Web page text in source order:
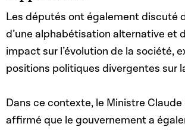
Les députés ont également discuté
d’une alphabétisation alternative et
impact sur l’évolution de la société,
positions politiques divergentes sur
Dans ce contexte, le Ministre Claude
affirmé que le gouvernement a